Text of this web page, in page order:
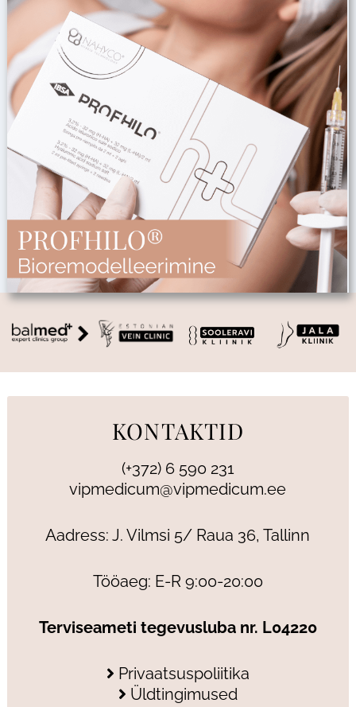
KONTAKTID
(+372) 6 590 231
vipmedicum@vipmedicum.ee
Aadress: J. Vilmsi 5/ Raua 36, Tallinn
Tööaeg: E-R 9:00-20:00
Terviseameti tegevusluba nr. L04220
Privaatsuspoliitika
Üldtingimused